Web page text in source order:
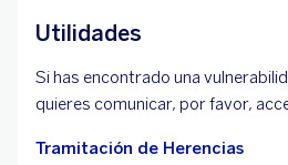
Utilidades
Si has encontrado una
quieres comunicar, por favor,
Tramitación de Herencias